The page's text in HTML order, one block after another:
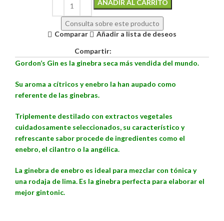
AÑADIR AL CARRITO
Consulta sobre este producto
Comparar
Añadir a lista de deseos
Compartir:
Gordon’s Gin es la ginebra seca más vendida del mundo.
Su aroma a cítricos y enebro la han aupado como
referente de las ginebras.
Triplemente destilado con extractos vegetales
cuidadosamente seleccionados, su característico y
refrescante sabor procede de ingredientes como el
enebro, el cilantro o la angélica.
La ginebra de enebro es ideal para mezclar con tónica y
una rodaja de lima. Es la ginebra perfecta para elaborar el
mejor gintonic.